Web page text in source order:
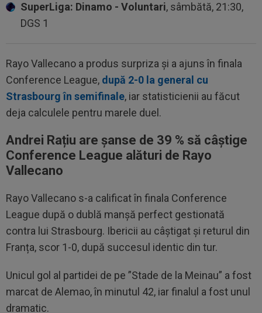
SuperLiga: Dinamo - Voluntari, sâmbătă, 21:30,
DGS 1
Rayo Vallecano a produs surpriza și a ajuns în finala
Conference League, după 2-0 la general cu
Strasbourg în semifinale, iar statisticienii au făcut
deja calculele pentru marele duel.
Andrei Rațiu are șanse de 39 % să câștige
Conference League alături de Rayo
Vallecano
Rayo Vallecano s-a calificat în finala Conference
League după o dublă manșă perfect gestionată
contra lui Strasbourg. Ibericii au câștigat și returul din
Franța, scor 1-0, după succesul identic din tur.
Unicul gol al partidei de pe ”Stade de la Meinau” a fost
marcat de Alemao, în minutul 42, iar finalul a fost unul
dramatic.